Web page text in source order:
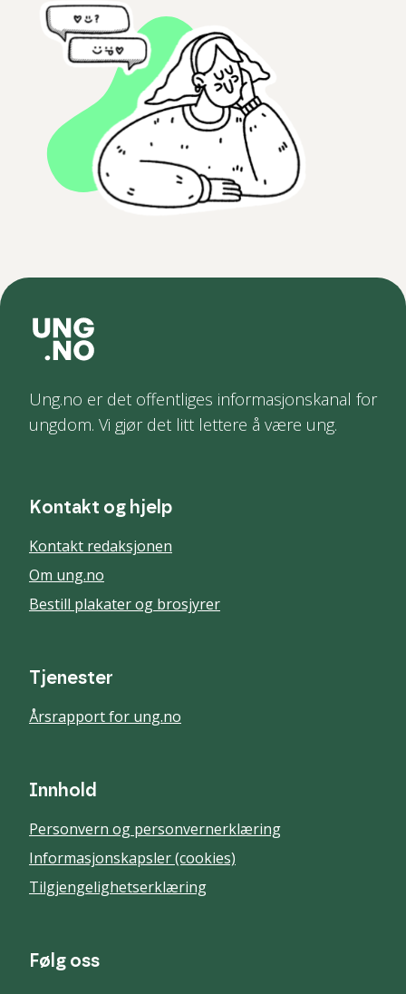
Ung.no er det offentliges informasjonskanal for
ungdom. Vi gjør det litt lettere å være ung.
Kontakt og hjelp
Kontakt redaksjonen
Om ung.no
Bestill plakater og brosjyrer
Tjenester
Årsrapport for ung.no
Innhold
Personvern og personvernerklæring
Informasjonskapsler (cookies)
Tilgjengelighetserklæring
Følg oss